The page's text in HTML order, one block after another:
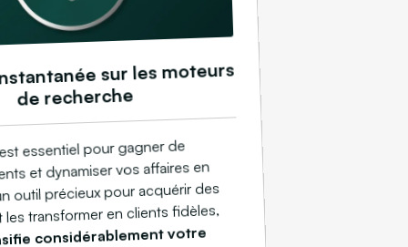
sur les moteurs
de recherche
essentiel pour gagner de
et dynamiser vos affaires en
outil précieux pour acquérir des
transformer en clients fidèles,
considérablement votre